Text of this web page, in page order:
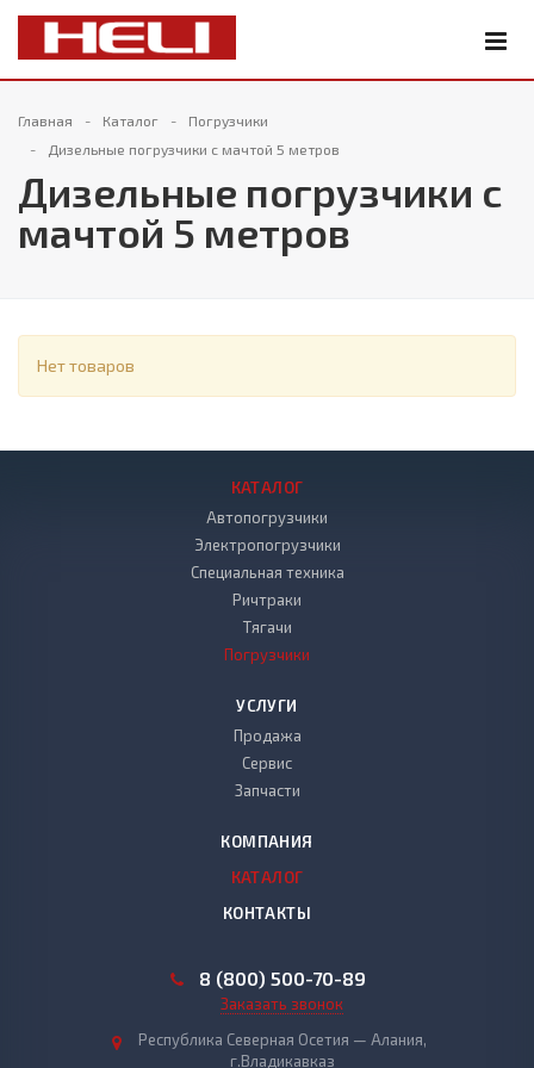
Главная Каталог
Погрузчики
Дизельные погрузчики с мачтой 5 метров
Дизельные погрузчики с
мачтой 5 метров
Нет товаров
КАТАЛОГ
Автопогрузчики
Электропогрузчики
Специальная техника
Ричтраки
Тягачи
Погрузчики
УСЛУГИ
Продажа
Сервис
Запчасти
КОМПАНИЯ
КАТАЛОГ
КОНТАКТЫ
8 (800) 500-70-89
Заказать звонок
Республика Северная Осетия — Алания,
г.Владикавказ